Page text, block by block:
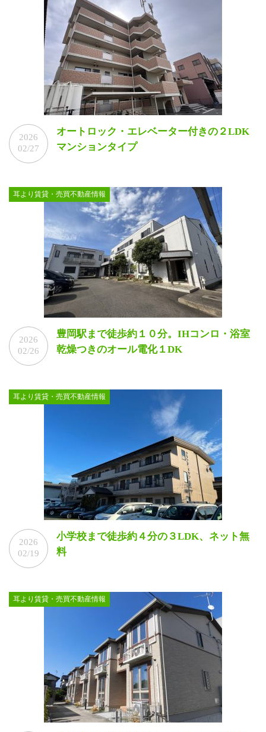
2026
02/27
オートロック・エレベーター付きの２LDK
マンションタイプ
耳より賃貸・売買不動産情報
2026
02/26
豊岡駅まで徒歩約１０分。IHコンロ・浴室
乾燥つきのオール電化１DK
耳より賃貸・売買不動産情報
2026
02/19
小学校まで徒歩約４分の３LDK、ネット無
料
耳より賃貸・売買不動産情報